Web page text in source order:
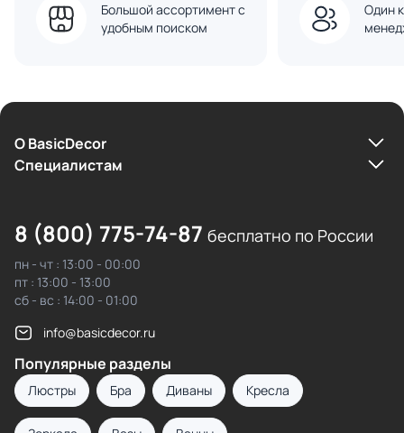
Большой ассортимент с
удобным поиском
Один
О BasicDecor
Cпециалистам
8 (800) 775-74-87 бесплатно по России
пн - чт : 13:00 - 00:00
пт : 13:00 - 13:00
сб - вс : 14:00 - 01:00
info@basicdecor.ru
Популярные разделы
Люстры Бра Диваны Кресла